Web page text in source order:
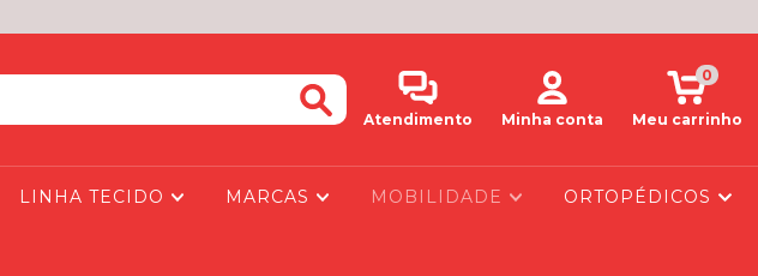
Atendimento Minha conta Meu carrinho
0
LINHA TECIDO MARCAS MOBILIDADE ORTOPÉDICOS